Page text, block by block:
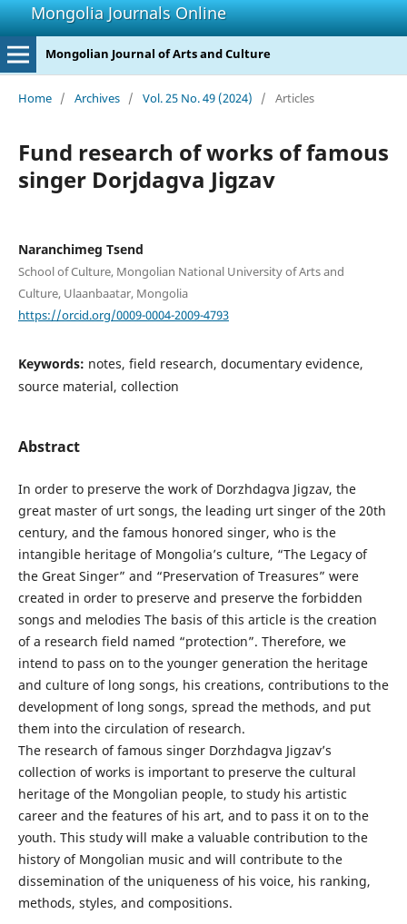
Mongolia Journals Online
Mongolian Journal of Arts and Culture
Home / Archives / Vol. 25 No. 49 (2024) / Articles
Fund research of works of famous
singer Dorjdagva Jigzav
Naranchimeg Tsend
School of Culture, Mongolian National University of Arts and
Culture, Ulaanbaatar, Mongolia
https://orcid.org/0009-0004-2009-4793
Keywords: notes, field research, documentary evidence,
source material, collection
Abstract
In order to preserve the work of Dorzhdagvа Jigzav, the
great master of urt songs, the leading urt singer of the 20th
century, and the famous honored singer, who is the
intangible heritage of Mongolia’s culture, “The Legacy of
the Great Singer” and “Preservation of Treasures” were
created in order to preserve and preserve the forbidden
songs and melodies The basis of this article is the creation
of a research field named “protection”. Therefore, we
intend to pass on to the younger generation the heritage
and culture of long songs, his creations, contributions to the
development of long songs, spread the methods, and put
them into the circulation of research.
The research of famous singer Dorzhdagvа Jigzav’s
collection of works is important to preserve the cultural
heritage of the Mongolian people, to study his artistic
career and the features of his art, and to pass it on to the
youth. This study will make a valuable contribution to the
history of Mongolian music and will contribute to the
dissemination of the uniqueness of his voice, his ranking,
methods, styles, and compositions.